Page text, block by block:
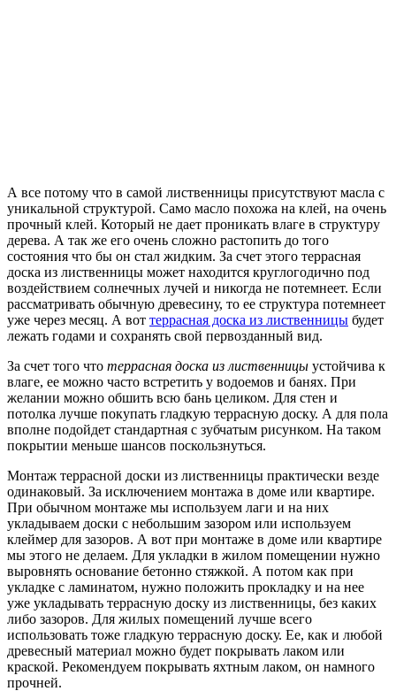
А все потому что в самой лиственницы присутствуют масла с
уникальной структурой. Само масло похожа на клей, на очень
прочный клей. Который не дает проникать влаге в структуру
дерева. А так же его очень сложно растопить до того
состояния что бы он стал жидким. За счет этого террасная
доска из лиственницы может находится круглогодично под
воздействием солнечных лучей и никогда не потемнеет. Если
рассматривать обычную древесину, то ее структура потемнеет
уже через месяц. А вот террасная доска из лиственницы будет
лежать годами и сохранять свой первозданный вид.
За счет того что террасная доска из лиственницы устойчива к
влаге, ее можно часто встретить у водоемов и банях. При
желании можно обшить всю бань целиком. Для стен и
потолка лучше покупать гладкую террасную доску. А для пола
вполне подойдет стандартная с зубчатым рисунком. На таком
покрытии меньше шансов поскользнуться.
Монтаж террасной доски из лиственницы практически везде
одинаковый. За исключением монтажа в доме или квартире.
При обычном монтаже мы используем лаги и на них
укладываем доски с небольшим зазором или используем
клеймер для зазоров. А вот при монтаже в доме или квартире
мы этого не делаем. Для укладки в жилом помещении нужно
выровнять основание бетонно стяжкой. А потом как при
укладке с ламинатом, нужно положить прокладку и на нее
уже укладывать террасную доску из лиственницы, без каких
либо зазоров. Для жилых помещений лучше всего
использовать тоже гладкую террасную доску. Ее, как и любой
древесный материал можно будет покрывать лаком или
краской. Рекомендуем покрывать яхтным лаком, он намного
прочней.